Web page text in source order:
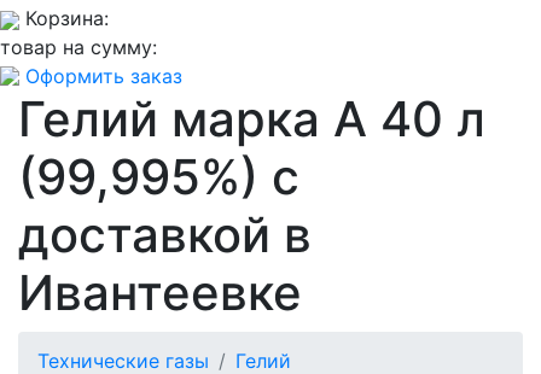
Корзина:
товар на сумму:
Оформить заказ
Гелий марка А 40 л
(99,995%) с
доставкой в
Ивантеевке
Технические газы
Гелий